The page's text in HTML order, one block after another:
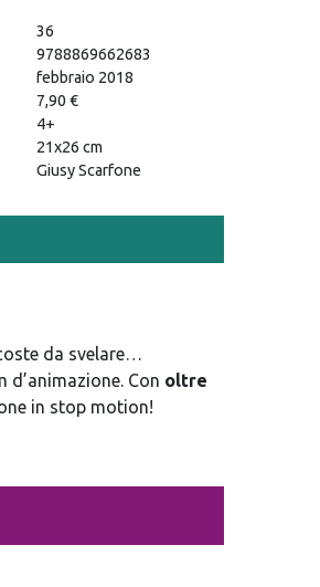
36
9788869662683
febbraio 2018
7,90 €
4+
21x26 cm
Giusy Scarfone
da svelare…
Con oltre
in stop motion!